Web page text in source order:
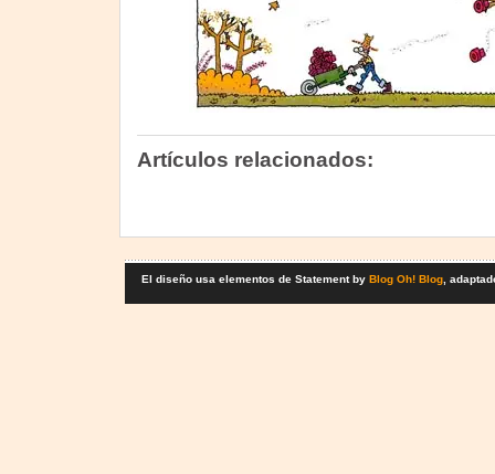
Artículos relacionados:
El diseño usa elementos de Statement by Blog Oh! Blog,